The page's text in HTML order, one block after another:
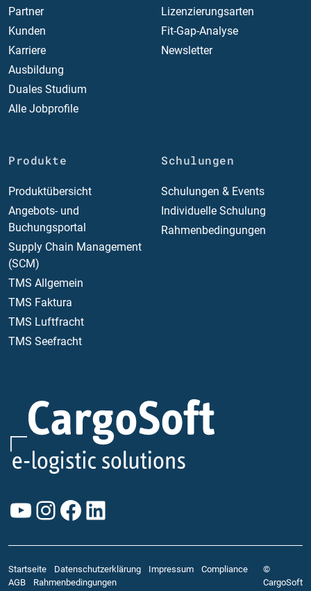
YouTube
Instagram
Facebook
LinkedIn
Partner
Kunden
Karriere
Ausbildung
Duales Studium
Alle Jobprofile
Lizenzierungsarten
Fit-Gap-Analyse
Newsletter
Produkte
Produktübersicht
Angebots- und
Buchungsportal
Supply Chain Management
(SCM)
TMS Allgemein
TMS Faktura
TMS Luftfracht
TMS Seefracht
Schulungen
Schulungen & Events
Individuelle Schulung
Rahmenbedingungen
Startseite Datenschutzerklärung Impressum
Compliance
AGB
Rahmenbedingungen
©
CargoSoft